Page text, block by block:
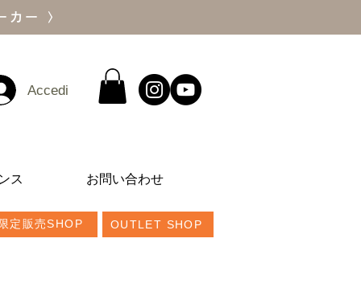
カー 〉
Accedi
ス お問い合わせ
限定販売SHOP OUTLET SHOP